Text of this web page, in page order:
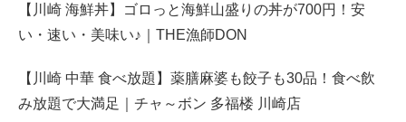
【川崎 海鮮丼】ゴロっと海鮮山盛りの丼が700円！安
い・速い・美味い♪｜THE漁師DON
【川崎 中華 食べ放題】薬膳麻婆も餃子も30品！食べ飲
み放題で大満足｜チャ～ボン 多福楼 川崎店